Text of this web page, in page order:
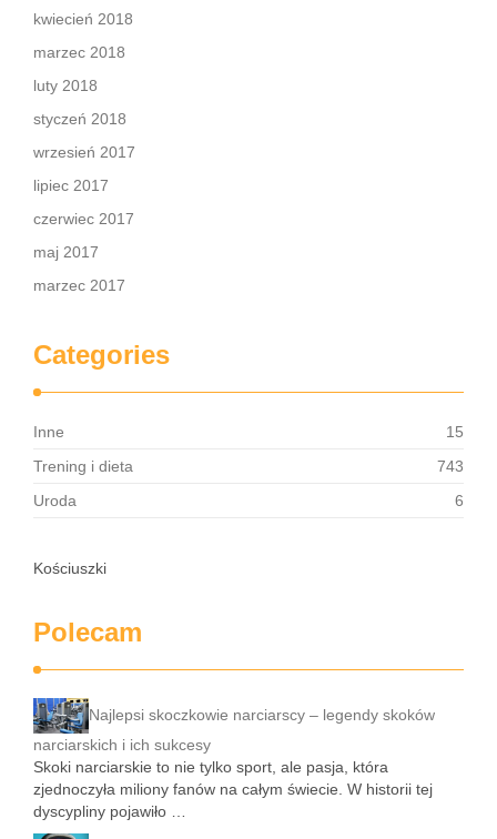
kwiecień 2018
marzec 2018
luty 2018
styczeń 2018
wrzesień 2017
lipiec 2017
czerwiec 2017
maj 2017
marzec 2017
Categories
Inne
15
Trening i dieta
743
Uroda
6
Kościuszki
Polecam
Najlepsi skoczkowie narciarscy – legendy skoków
narciarskich i ich sukcesy
Skoki narciarskie to nie tylko sport, ale pasja, która
zjednoczyła miliony fanów na całym świecie. W historii tej
dyscypliny pojawiło …